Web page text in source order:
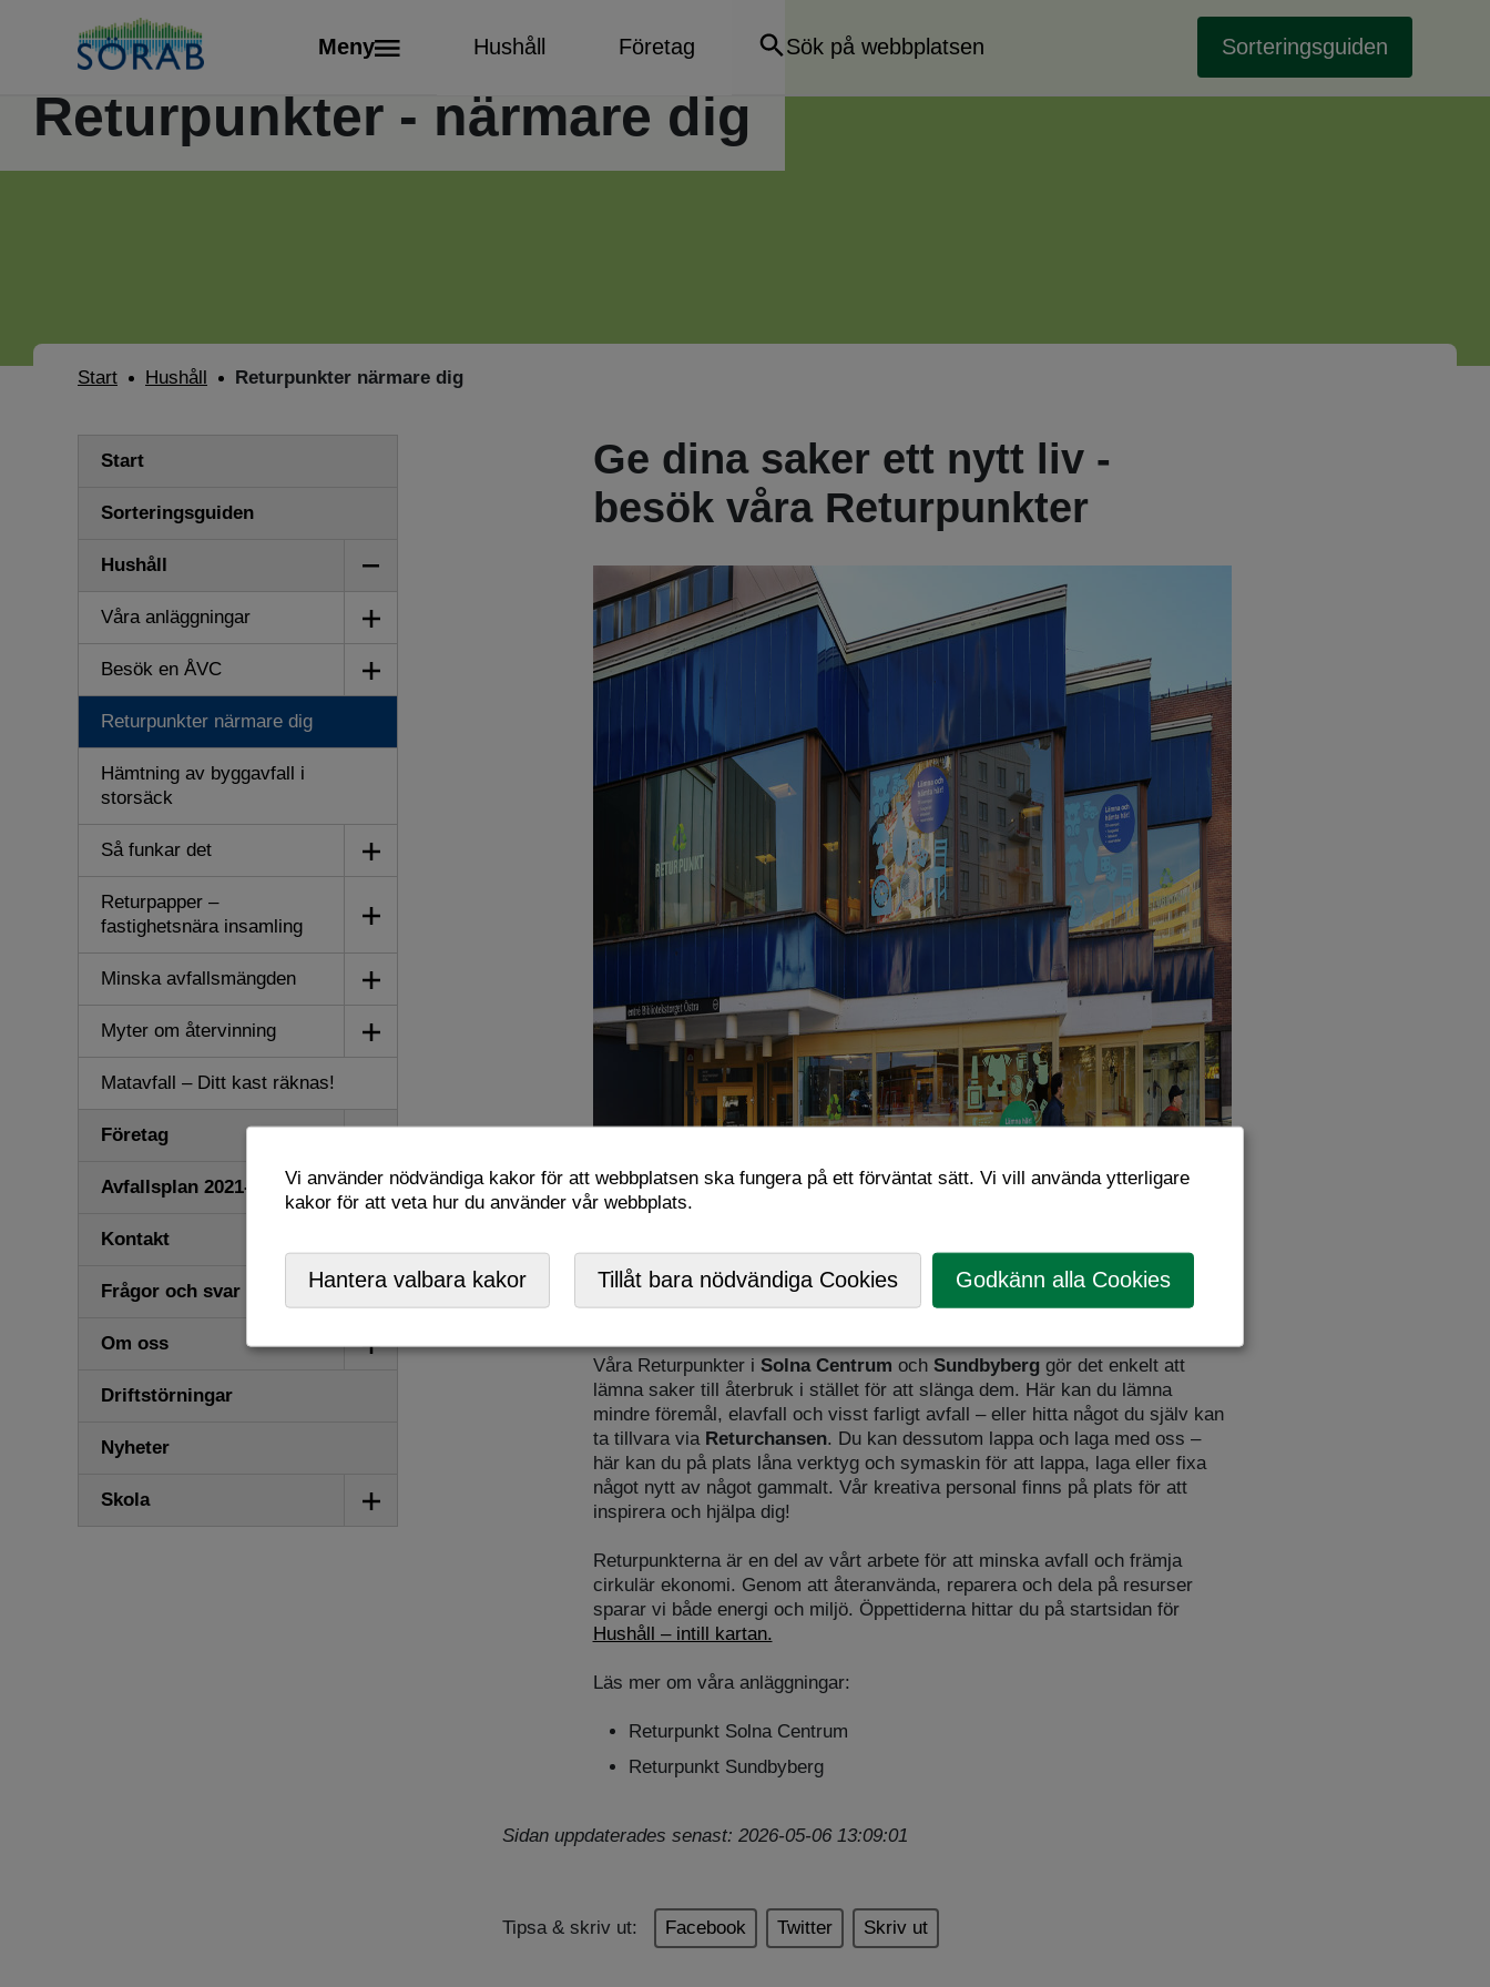
Meny Hushåll Företag Sorteringsguiden
Våra
Returpunkter - närmare dig
Start Hushåll Returpunkter närmare dig
Start
Sorteringsguiden
Hushåll
Visa/dölj
undermeny
Våra anläggningar
Visa/dölj
undermeny
Besök en ÅVC
Visa/dölj
undermeny
Returpunkter närmare dig
Hämtning av byggavfall i
storsäck
Så funkar det
Visa/dölj
undermeny
Returpapper –
fastighetsnära insamling
Visa/dölj
Minska avfallsmängden
Visa/dölj
undermeny
Myter om återvinning
Visa/dölj
undermeny
Matavfall – Ditt kast räknas!
Företag
Visa/dölj
Avfallsplan 2021-2032
Visa/dölj
undermeny
Kontakt
Frågor och svar
Om oss
Visa/dölj
Driftstörningar
Nyheter
Skola
Visa/dölj
undermeny
Ge dina saker ett nytt liv -
besök våra Returpunkter
Våra Returpunkter i Solna Centrum och Sundbyberggör det enkelt att
lämna saker till återbruk i stället för att slänga dem. Här kan du lämna
mindre föremål, elavfall och visst farligt avfall – eller hitta något du själv kan
ta tillvara via Returchansen. Du kan dessutom lappa och laga med oss –
här kan du på plats låna verktyg och symaskin för att lappa, laga eller fixa
något nytt av något gammalt. Vår kreativa personal finns på plats för att
inspirera och hjälpa dig!
Returpunkterna är en del av vårt arbete för att minska avfall och främja
cirkulär ekonomi. Genom att återanvända, reparera och dela på resurser
sparar vi både energi och miljö. Öppettiderna hittar du på startsidan för
Hushåll – intill kartan.
Läs mer om våra anläggningar:
Returpunkt Solna Centrum
Returpunkt Sundbyberg
Sidan uppdaterades senast: 2026-05-06 13:09:01
Tipsa & skriv ut: Facebook Twitter Skriv ut
Vi använder nödvändiga kakor för att webbplatsen ska fungera på ett förväntat sätt. Vi vill använda ytterligare
kakor för att veta hur du använder vår webbplats.
Hantera valbara kakor Tillåt bara nödvändiga Cookies Godkänn alla Cookies